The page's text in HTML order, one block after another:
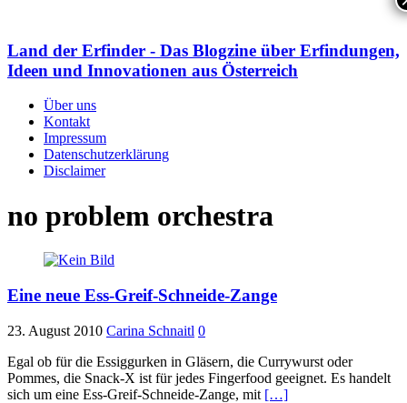
Land der Erfinder - Das Blogzine über Erfindungen,
Ideen und Innovationen aus Österreich
Über uns
Kontakt
Impressum
Datenschutzerklärung
Disclaimer
no problem orchestra
Eine neue Ess-Greif-Schneide-Zange
23. August 2010 Carina Schnaitl 0
Egal ob für die Essiggurken in Gläsern, die Currywurst oder
Pommes, die Snack-X ist für jedes Fingerfood geeignet. Es handelt
sich um eine Ess-Greif-Schneide-Zange, mit […]